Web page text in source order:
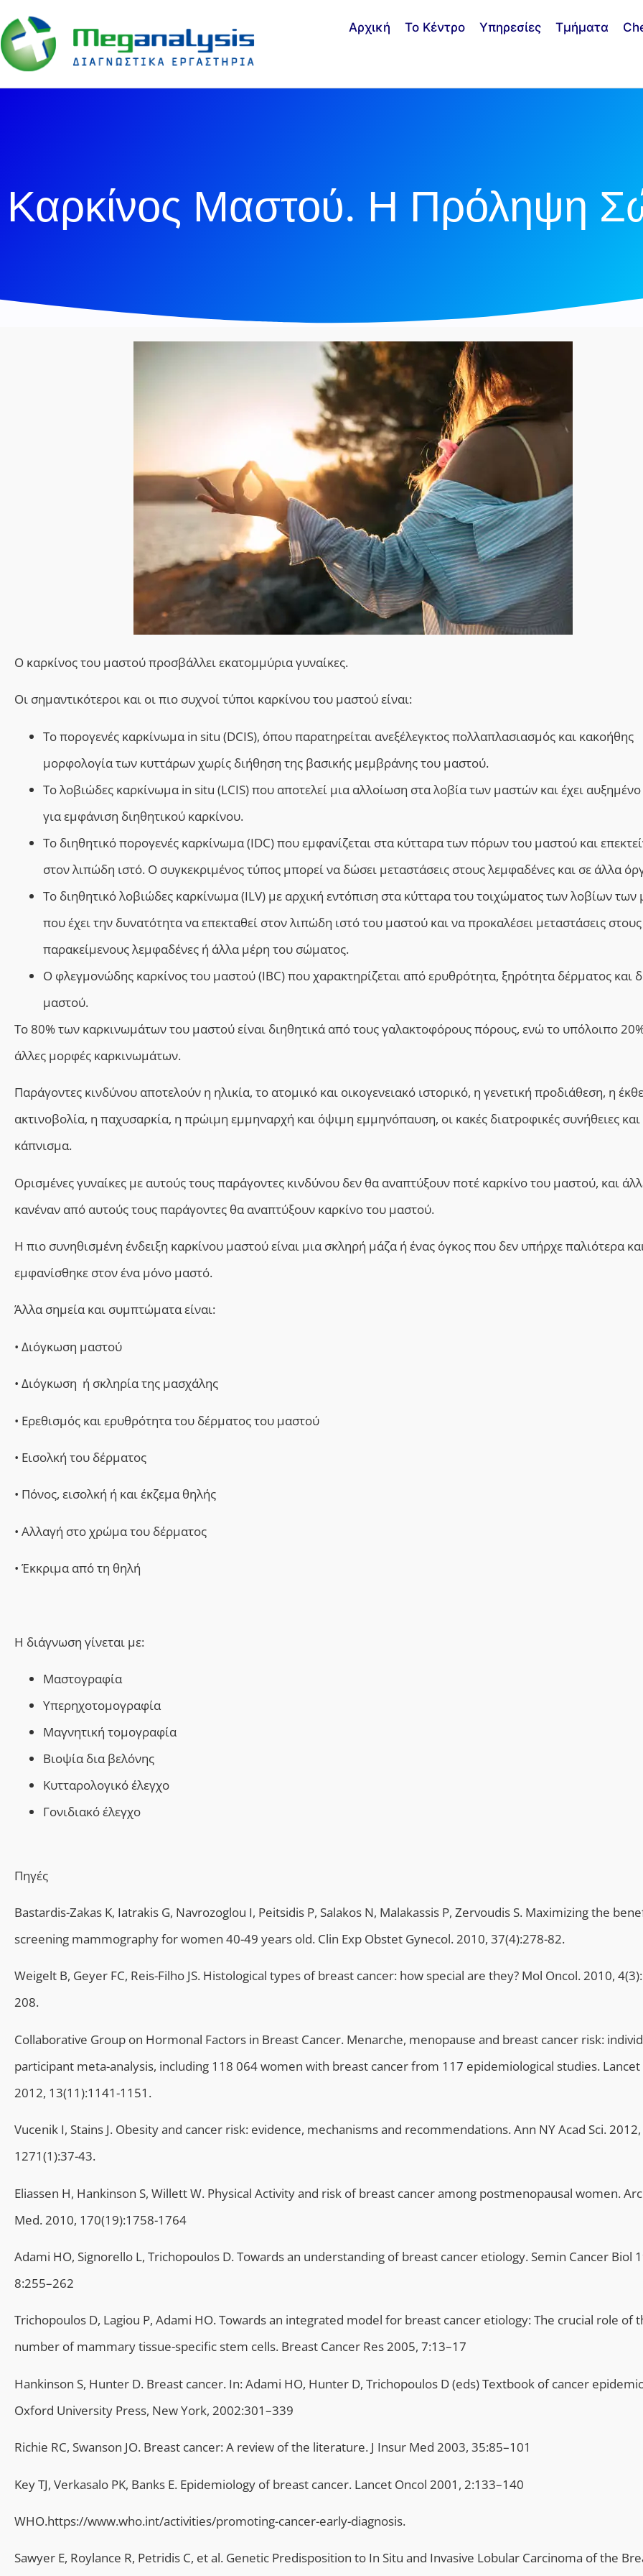
Αρχική Το Κέντρο Υπηρεσίες Τμήματα
Καρκίνος Μαστού. Η Πρόληψη
O καρκίνος του μαστού προσβάλλει εκατομμύρια γυναίκες.
Οι σημαντικότεροι και οι πιο συχνοί τύποι καρκίνου του μαστού είναι:
Το πορογενές καρκίνωμα in situ (DCIS), όπου παρατηρείται ανεξέλεγκτος πολλαπλασιασμός και κακοήθης
μορφολογία των κυττάρων χωρίς διήθηση της βασικής μεμβράνης του μαστού.
Το λοβιώδες καρκίνωμα in situ (LCIS)που αποτελεί μια αλλοίωση στα λοβία των μαστών και έχει
για εμφάνιση διηθητικού καρκίνου.
Το διηθητικό πορογενές καρκίνωμα (IDC) που εμφανίζεται στα κύτταρα των πόρων του μαστού και
στον λιπώδη ιστό. Ο συγκεκριμένος τύπος μπορεί να δώσει μεταστάσεις στους λεμφαδένες και σε άλλα
Το διηθητικό λοβιώδες καρκίνωμα (ILV) με αρχική εντόπιση στα κύτταρα του τοιχώματος των λοβίων των
που έχει την δυνατότητα να επεκταθεί στον λιπώδη ιστό του μαστού και να προκαλέσει μεταστάσεις στους
παρακείμενους λεμφαδένες ή άλλα μέρη του σώματος.
Ο φλεγμονώδης καρκίνος του μαστού (IBC) που χαρακτηρίζεται από ερυθρότητα, ξηρότητα δέρματος και
μαστού.
Το 80% των καρκινωμάτων του μαστού είναι διηθητικά από τους γαλακτοφόρους πόρους, ενώ το υπόλοιπο
άλλες μορφές καρκινωμάτων.
Παράγοντες κινδύνου αποτελούν η ηλικία, το ατομικό και οικογενειακό ιστορικό, η γενετική προδιάθεση, η
ακτινοβολία, η παχυσαρκία, η πρώιμη εμμηναρχή και όψιμη εμμηνόπαυση, οι κακές διατροφικές συνήθειες και
κάπνισμα.
Ορισμένες γυναίκες με αυτούς τους παράγοντες κινδύνου δεν θα αναπτύξουν ποτέ καρκίνο του μαστού, και
κανέναν από αυτούς τους παράγοντες θα αναπτύξουν καρκίνο του μαστού.
Η πιο συνηθισμένη ένδειξη καρκίνου μαστού είναι μια σκληρή μάζα ή ένας όγκος που δεν υπήρχε παλιότερα
εμφανίσθηκε στον ένα μόνο μαστό.
Άλλα σημεία και συμπτώματα είναι:
• Διόγκωση μαστού
• Διόγκωση ή σκληρία της μασχάλης
• Ερεθισμός και ερυθρότητα του δέρματος του μαστού
• Εισολκή του δέρματος
• Πόνος, εισολκή ή και έκζεμα θηλής
• Αλλαγή στο χρώμα του δέρματος
• Έκκριμα από τη θηλή
Η διάγνωση γίνεται με:
Μαστογραφία
Υπερηχοτομογραφία
Μαγνητική τομογραφία
Βιοψία δια βελόνης
Κυτταρολογικό έλεγχο
Γονιδιακό έλεγχο
Πηγές
Bastardis-Zakas K, Iatrakis G, Navrozoglou I, Peitsidis P, Salakos N, Malakassis P, Zervoudis S. Maximizing the
screening mammography for women 40-49 years old. Clin Exp Obstet Gynecol. 2010, 37(4):278-82.
Weigelt B, Geyer FC, Reis-Filho JS. Histological types of breast cancer: how special are they? Mol Oncol. 2010,
208.
Collaborative Group on Hormonal Factors in Breast Cancer. Menarche, menopause and breast cancer risk:
participant meta-analysis, including 118 064 women with breast cancer from 117 epidemiological studies. Lancet
2012, 13(11):1141-1151.
Vucenik I, Stains J. Obesity and cancer risk: evidence, mechanisms and recommendations. Ann NY Acad Sci. 2012,
1271(1):37-43.
Eliassen H, Hankinson S, Willett W. Physical Activity and risk of breast cancer among postmenopausal women.
Med. 2010, 170(19):1758-1764
Adami HO, Signorello L, Trichopoulos D. Towards an understanding of breast cancer etiology. Semin Cancer Biol
8:255–262
Trichopoulos D, Lagiou P, Adami HO. Towards an integrated model for breast cancer etiology: The crucial role of
number of mammary tissue-specific stem cells. Breast Cancer Res 2005, 7:13–17
Hankinson S, Hunter D. Breast cancer. In: Adami HO, Hunter D, Trichopoulos D (eds) Textbook of cancer
Oxford University Press, New York, 2002:301–339
Richie RC, Swanson JO. Breast cancer: A review of the literature. J Insur Med 2003, 35:85–101
Key TJ, Verkasalo PK, Banks E. Epidemiology of breast cancer. Lancet Oncol 2001, 2:133–140
WHO.https://www.who.int/activities/promoting-cancer-early-diagnosis.
Sawyer E, Roylance R, Petridis C, et al. Genetic Predisposition to In Situ and Invasive Lobular Carcinoma of the